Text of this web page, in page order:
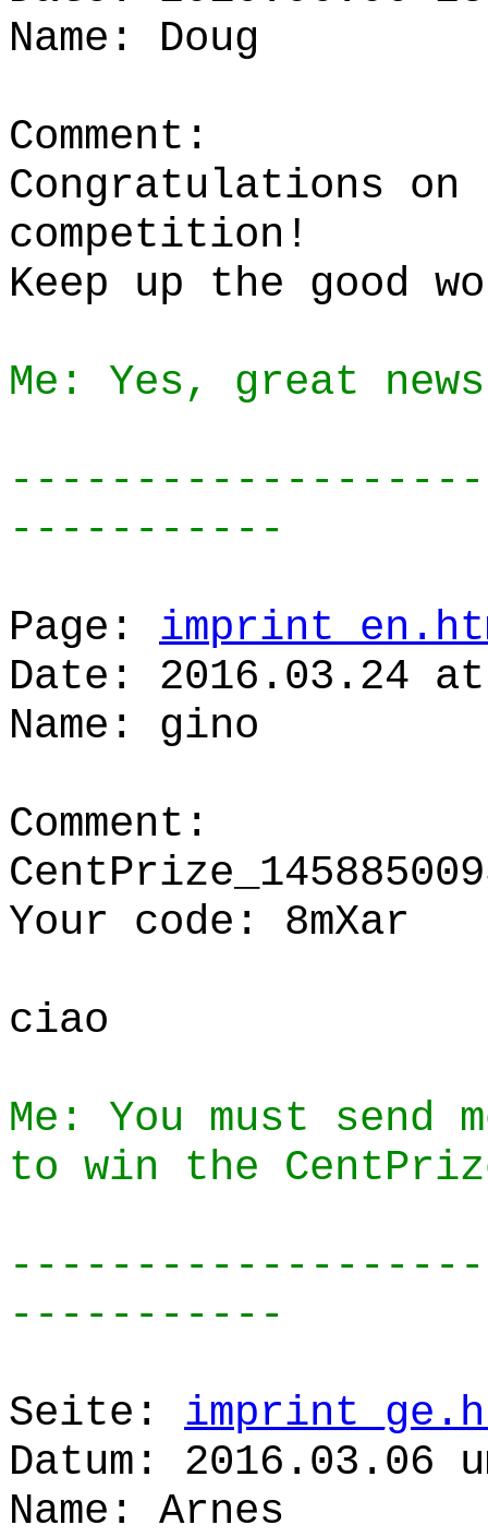
Name: Doug
Comment:
Congratulations on
competition!
Keep up the good
Me: Yes, great
-----------
Page:
Date: 2016.03.24
Name: gino
Comment:
Your code: 8mXar
ciao
Me: You must
to win the
-----------
Seite:
Datum: 2016.03.06
Name: Arnes